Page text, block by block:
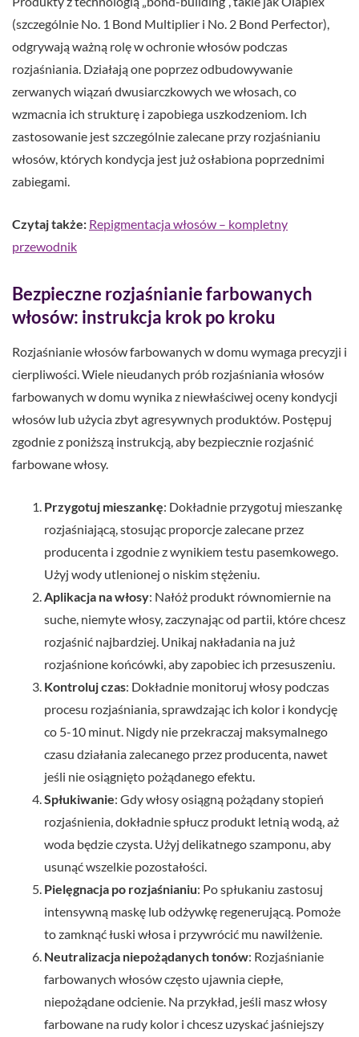
(szczególnie No. 1 Bond Multiplier i No. 2 Bond Perfector),
odgrywają ważną rolę w ochronie włosów podczas
rozjaśniania. Działają one poprzez odbudowywanie
zerwanych wiązań dwusiarczkowych we włosach, co
wzmacnia ich strukturę i zapobiega uszkodzeniom. Ich
zastosowanie jest szczególnie zalecane przy rozjaśnianiu
włosów, których kondycja jest już osłabiona poprzednimi
zabiegami.
Czytaj także: Repigmentacja włosów – kompletny
przewodnik
Bezpieczne rozjaśnianie farbowanych
włosów: instrukcja krok po kroku
Rozjaśnianie włosów farbowanych w domu wymaga precyzji i
cierpliwości. Wiele nieudanych prób rozjaśniania włosów
farbowanych w domu wynika z niewłaściwej oceny kondycji
włosów lub użycia zbyt agresywnych produktów. Postępuj
zgodnie z poniższą instrukcją, aby bezpiecznie rozjaśnić
farbowane włosy.
Przygotuj mieszankę: Dokładnie przygotuj mieszankę
rozjaśniającą, stosując proporcje zalecane przez
producenta i zgodnie z wynikiem testu pasemkowego.
Użyj wody utlenionej o niskim stężeniu.
Aplikacja na włosy: Nałóż produkt równomiernie na
suche, niemyte włosy, zaczynając od partii, które chcesz
rozjaśnić najbardziej. Unikaj nakładania na już
rozjaśnione końcówki, aby zapobiec ich przesuszeniu.
Kontroluj czas: Dokładnie monitoruj włosy podczas
procesu rozjaśniania, sprawdzając ich kolor i kondycję
co 5-10 minut. Nigdy nie przekraczaj maksymalnego
czasu działania zalecanego przez producenta, nawet
jeśli nie osiągnięto pożądanego efektu.
Spłukiwanie: Gdy włosy osiągną pożądany stopień
rozjaśnienia, dokładnie spłucz produkt letnią wodą, aż
woda będzie czysta. Użyj delikatnego szamponu, aby
usunąć wszelkie pozostałości.
Pielęgnacja po rozjaśnianiu: Po spłukaniu zastosuj
intensywną maskę lub odżywkę regenerującą. Pomoże
to zamknąć łuski włosa i przywrócić mu nawilżenie.
Neutralizacja niepożądanych tonów: Rozjaśnianie
farbowanych włosów często ujawnia ciepłe,
niepożądane odcienie. Na przykład, jeśli masz włosy
farbowane na rudy kolor i chcesz uzyskać jaśniejszy